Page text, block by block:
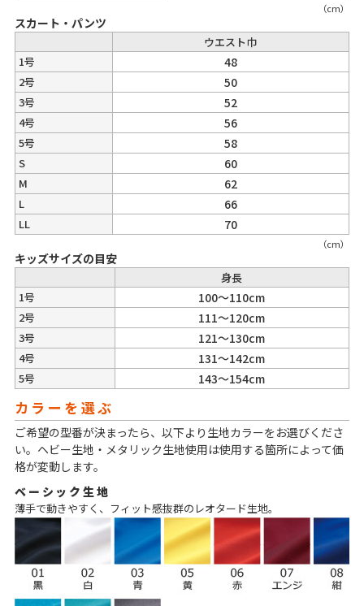
（cm）
スカート・パンツ
（cm）
ウエスト巾
1号
48
2号 50
3号 52
4号 56
5号 58
S 60
M 62
L 66
LL 70
キッズサイズの目安
身長
1号
100～110cm
2号 111～120cm
3号 121～130cm
4号 131～142cm
5号 143～154cm
カラーを選ぶ
ご希望の型番が決まったら、以下より生地カラーをお選びくださ
い。ヘビー生地・メタリック生地使用は使用する箇所によって価
格が変動します。
ベーシック生地
薄手で動きやすく、フィット感抜群のレオタード生地。